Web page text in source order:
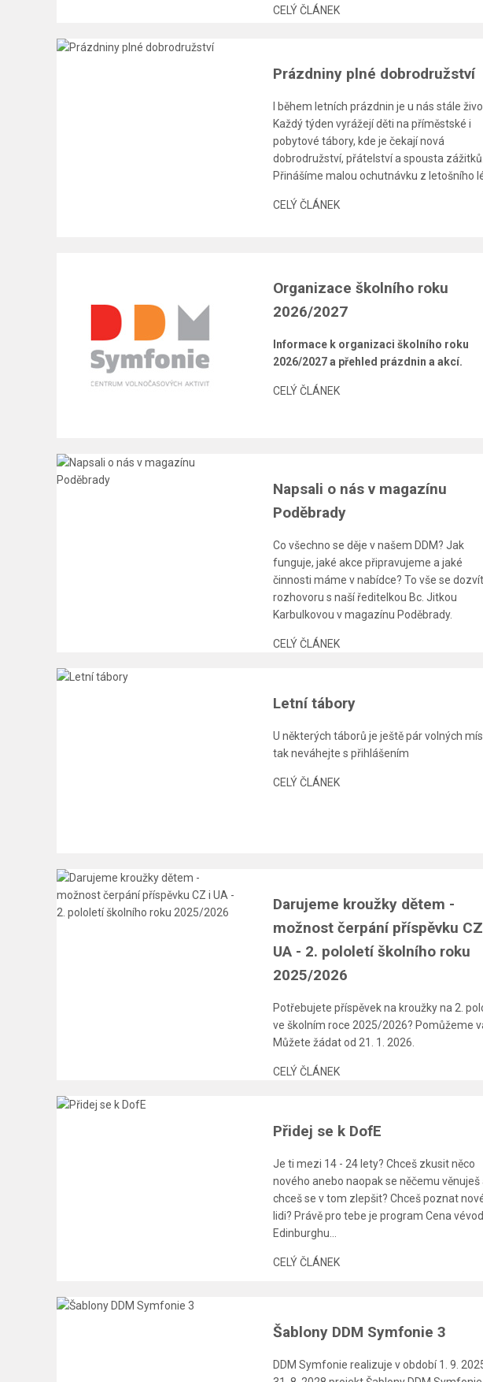
CELÝ ČLÁNEK
Prázdniny plné dobrodružství
I během letních prázdnin je u nás stále živo.
Každý týden vyrážejí děti na příměstské i
pobytové tábory, kde je čekají nová
dobrodružství, přátelství a spousta zážitků.
Přinášíme malou ochutnávku z letošního
CELÝ ČLÁNEK
Organizace školního roku
2026/2027
Informace k organizaci školního roku
2026/2027 a přehled prázdnin a akcí.
CELÝ ČLÁNEK
Napsali o nás v magazínu
Poděbrady
Co všechno se děje v našem DDM? Jak
funguje, jaké akce připravujeme a jaké
činnosti máme v nabídce? To vše se
rozhovoru s naší ředitelkou Bc. Jitkou
Karbulkovou v magazínu Poděbrady.
CELÝ ČLÁNEK
Letní tábory
U některých táborů je ještě pár volných
tak neváhejte s přihlášením
CELÝ ČLÁNEK
Darujeme kroužky dětem -
možnost čerpání příspěvku
UA - 2. pololetí školního roku
2025/2026
Potřebujete příspěvek na kroužky na 2.
ve školním roce 2025/2026? Pomůžeme
Můžete žádat od 21. 1. 2026.
CELÝ ČLÁNEK
Přidej se k DofE
Je ti mezi 14 - 24 lety? Chceš zkusit něco
nového anebo naopak se něčemu věnuješ
chceš se v tom zlepšit? Chceš poznat
lidi? Právě pro tebe je program Cena
Edinburghu...
CELÝ ČLÁNEK
Šablony DDM Symfonie 3
DDM Symfonie realizuje v období 1. 9.